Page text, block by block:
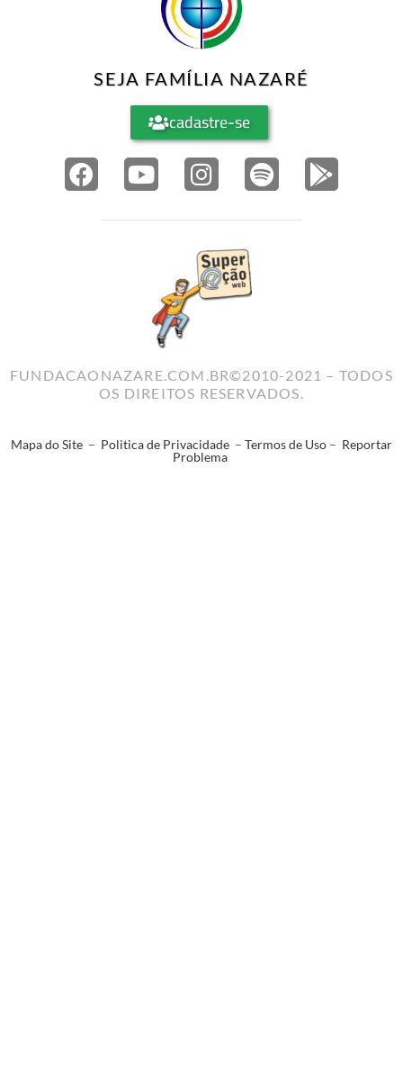
SEJA FAMÍLIA NAZARÉ
cadastre-se
FUNDACAONAZARE.COM.BR©2010-2021 – TODOS
OS DIREITOS RESERVADOS.
Mapa do Site – Politica de Privacidade – Termos de Uso – Reportar
Problema